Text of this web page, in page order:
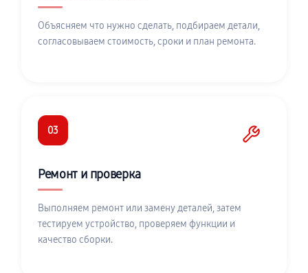
Объясняем что нужно сделать, подбираем детали,
согласовываем стоимость, сроки и план ремонта.
03
Ремонт и проверка
Выполняем ремонт или замену деталей, затем
тестируем устройство, проверяем функции и
качество сборки.